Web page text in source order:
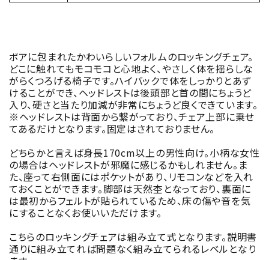
ボアに包まれたかわいらしいフォルムのロッキングチェア。
どこに触れてもモコモコと心地よく、やさしく体を揺らしな
がらくつろげる椅子です。ハイバックで体をしっかりとあず
けることができ、ヘッドレストは後頭部と首の間にちょうど
入り、硬さと当たり加減が非常にちょうど良くできています。
※ヘッドレストは背面から繋がっており、チェア上部に乗せ
てあるだけとなります。固定はされておりません。
どちらかと言えば身長170cm以上の男性向け。小柄な女性
の場合はヘッドレストが邪魔に感じるかもしれません。ま
た、座って右側面にはポケットがあり、リモコンなどを入れ
ておくことができます。脚部は天然杢となっており、裏面に
は最初からフェルトが貼られているため、床の傷や音を気
にすることなくお使いいただけます。
こちらのロッキングチェアは組み立て式となります。説明書
通りに組み立てれば問題なく組み立てられるレベルとなり